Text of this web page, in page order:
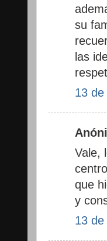
su
las
13
Vale,
que
y
13